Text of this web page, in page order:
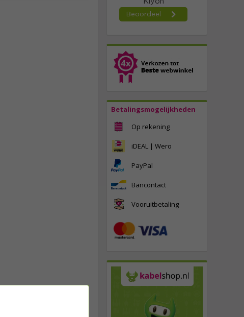
Betalingsmogelijkheden
Op rekening
iDEAL | Wero
PayPal
Bancontact
Vooruitbetaling